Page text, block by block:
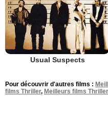
Usual Suspects
Pour découvrir d'autres films :
films Thriller, Meilleurs films